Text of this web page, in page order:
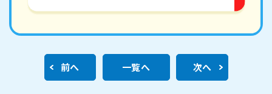
前へ 一覧へ 次へ